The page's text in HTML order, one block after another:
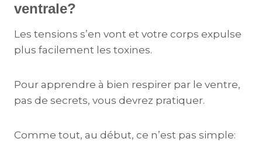
ventrale?
Les tensions s’en vont et votre corps expulse
plus facilement les toxines.
Pour apprendre à bien respirer par le ventre,
pas de secrets, vous devrez pratiquer.
Comme tout, au début, ce n’est pas simple: